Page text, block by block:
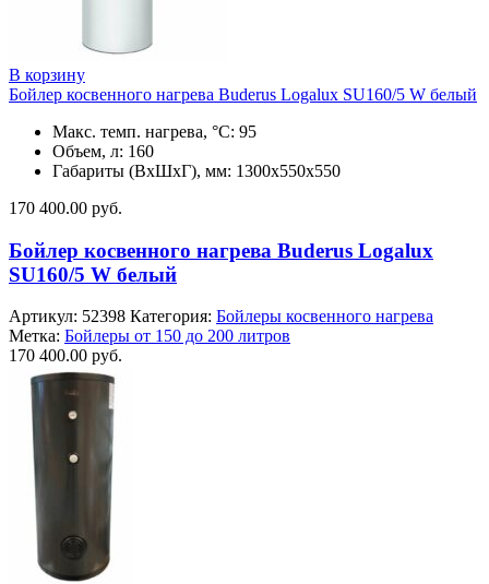
В корзину
Бойлер косвенного нагрева Buderus Logalux SU160/5 W белый
Макс. темп. нагрева, °С: 95
Объем, л: 160
Габариты (ВхШхГ), мм: 1300х550х550
170 400.00 руб.
Бойлер косвенного нагрева Buderus Logalux
SU160/5 W белый
Артикул: 52398 Категория: Бойлеры косвенного нагрева
Метка: Бойлеры от 150 до 200 литров
170 400.00 руб.